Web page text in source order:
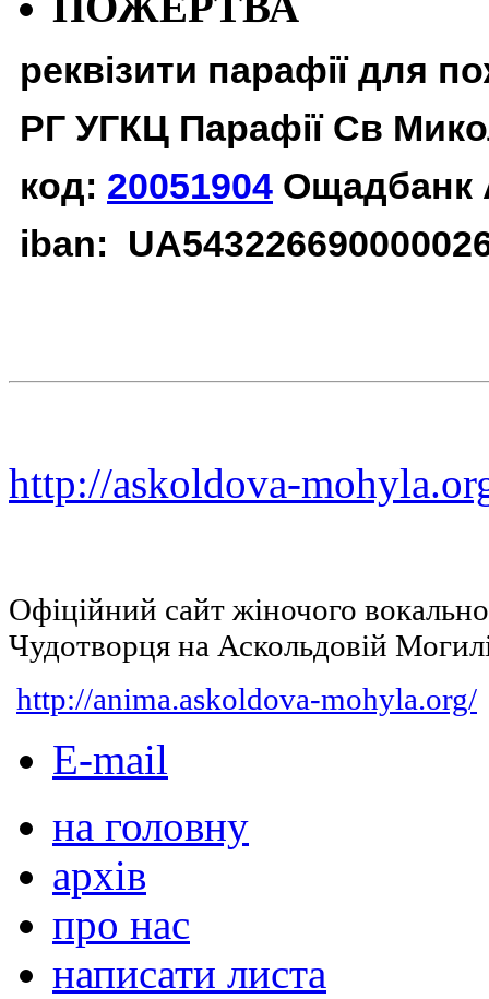
реквізити парафії для
РГ УГКЦ Парафії Св
код: 20051904 Ощадбанк
iban:
http://askoldova-
Офіційний сайт жіночого
Чудотворця на Аскольдовій
http://anima.askoldova-mohyla.org/
E-mail
на головну
архів
про нас
написати листа